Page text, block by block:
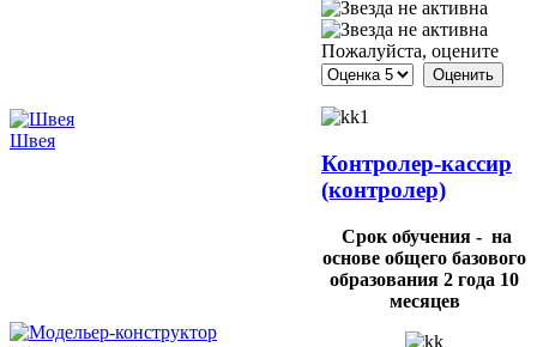
Швея
Пожалуйста, оцените
Контролер-кассир
(контролер)
Срок обучения - на
основе общего базового
образования 2 года 10
месяцев